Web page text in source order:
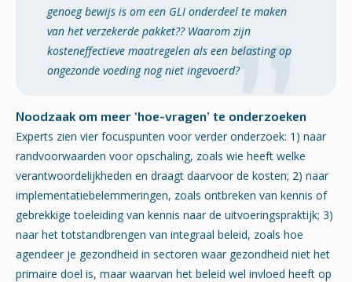
genoeg bewijs is om een GLI onderdeel te maken
van het verzekerde pakket?? Waarom zijn
kosteneffectieve maatregelen als een belasting op
ongezonde voeding nog niet ingevoerd?
Noodzaak om meer ‘hoe-vragen’ te onderzoeken
Experts zien vier focuspunten voor verder onderzoek: 1) naar
randvoorwaarden voor opschaling, zoals wie heeft welke
verantwoordelijkheden en draagt daarvoor de kosten; 2) naar
implementatiebelemmeringen, zoals ontbreken van kennis of
gebrekkige toeleiding van kennis naar de uitvoeringspraktijk; 3)
naar het totstandbrengen van integraal beleid, zoals hoe
agendeer je gezondheid in sectoren waar gezondheid niet het
primaire doel is, maar waarvan het beleid wel invloed heeft op